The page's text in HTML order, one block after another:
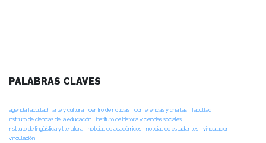
PALABRAS CLAVES
agenda facultad arte y cultura centro de noticias conferencias y charlas
facultad
instituto de ciencias de la educación
instituto de historia y ciencias sociales
instituto de lingüística y literatura
noticias de académicos noticias de estudiantes
vinculacion
vinculación